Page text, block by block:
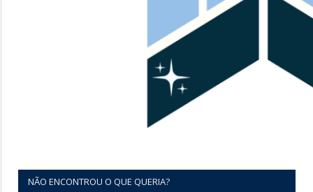
NÃO ENCONTROU O QUE QUERIA?